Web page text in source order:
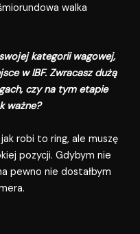
walka
kategorii wagowej,
w IBF. Zwracasz dużą
czy na tym etapie
ważne?
robi to ring, ale muszę
pozycji. Gdybym nie
pewno nie dostałbym